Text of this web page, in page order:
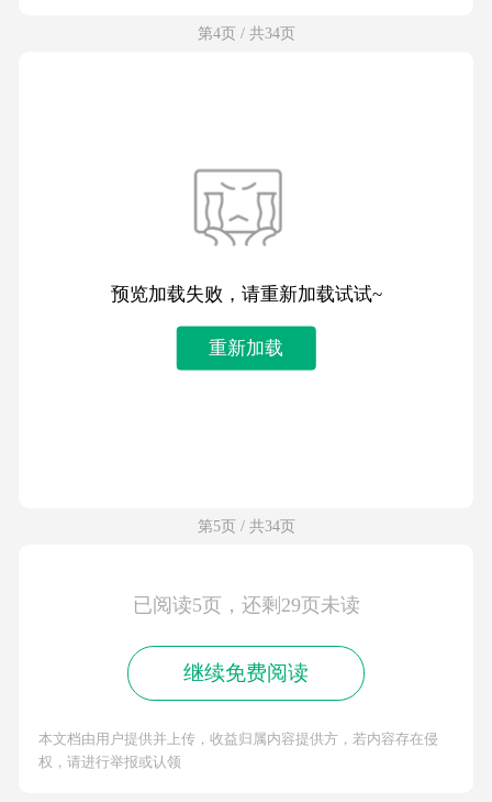
第4页 / 共34页
预览加载失败，请重新加载试试~
重新加载
第5页 / 共34页
已阅读5页，还剩29页未读
继续免费阅读
本文档由用户提供并上传，收益归属内容提供方，若内容存在侵
权，请进行举报或认领